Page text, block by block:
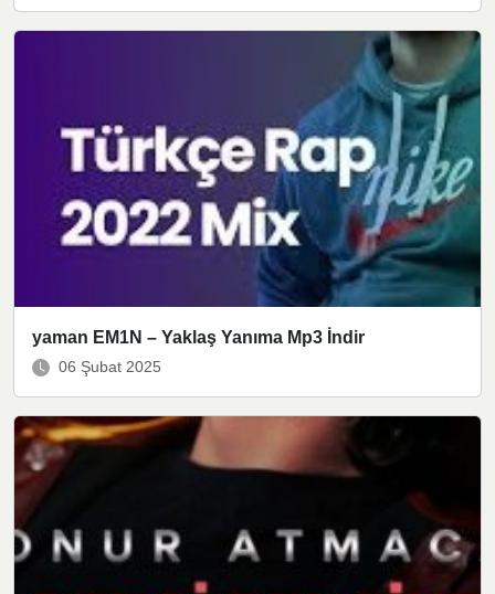
yaman EM1N – Yaklaş Yanıma Mp3 İndir
06 Şubat 2025